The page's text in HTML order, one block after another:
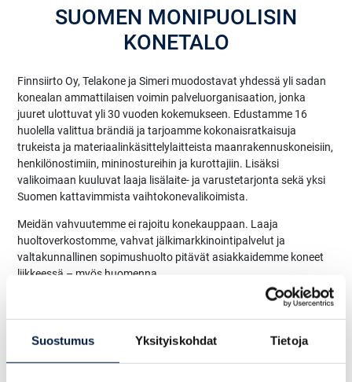
Suostumus Yksityiskohdat Tietoja
SUOMEN MONIPUOLISIN
KONETALO
Finnsiirto Oy, Telakone ja Simeri muodostavat yhdessä yli sadan
konealan ammattilaisen voimin palveluorganisaation, jonka
juuret ulottuvat yli 30 vuoden kokemukseen. Edustamme 16
huolella valittua brändiä ja tarjoamme kokonaisratkaisuja
trukeista ja materiaalinkäsittelylaitteista maanrakennuskoneisiin,
henkilönostimiin, mininostureihin ja kurottajiin. Lisäksi
valikoimaan kuuluvat laaja lisälaite- ja varustetarjonta sekä yksi
Suomen kattavimmista vaihtokonevalikoimista.
Meidän vahvuutemme ei rajoitu konekauppaan. Laaja
huoltoverkostomme, vahvat jälkimarkkinointipalvelut ja
valtakunnallinen sopimushuolto pitävät asiakkaidemme koneet
liikkeessä – myös huomenna.
Uskallamme väittää, että olemme Suomen monipuolisin konetalo.
juuri sinun työssäsi.